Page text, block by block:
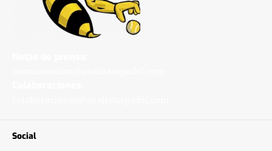
Social